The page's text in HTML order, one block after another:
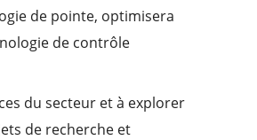
de pointe, optimisera
de contrôle
du secteur et à explorer
de recherche et